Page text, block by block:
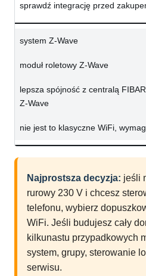
sprawdź integrację przed
system Z-Wave
moduł roletowy Z-Wave
lepsza spójność z centralą
Z-Wave
nie jest to klasyczne WiFi,
Najprostsza decyzja: jeśli
rurowy 230 V i chcesz
telefonu, wybierz
WiFi. Jeśli budujesz cały
kilkunastu przypadkowych
system, grupy, sterowanie
serwisu.